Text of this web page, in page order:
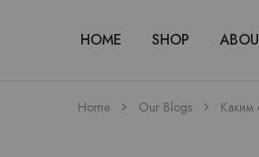
HOME SHOP
Home Our Blogs Каким